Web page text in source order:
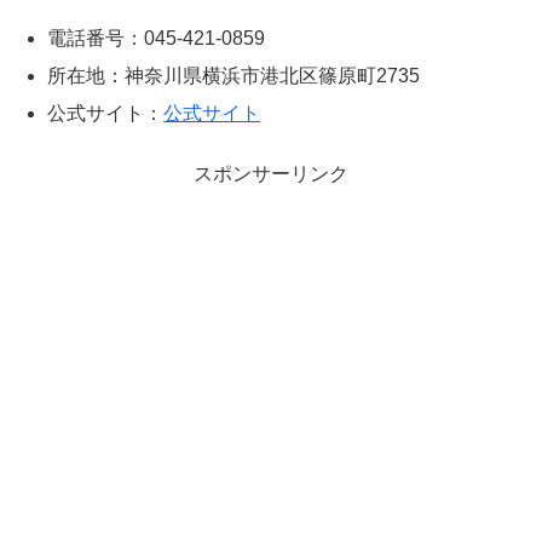
電話番号：045-421-0859
所在地：神奈川県横浜市港北区篠原町2735
公式サイト：公式サイト
スポンサーリンク